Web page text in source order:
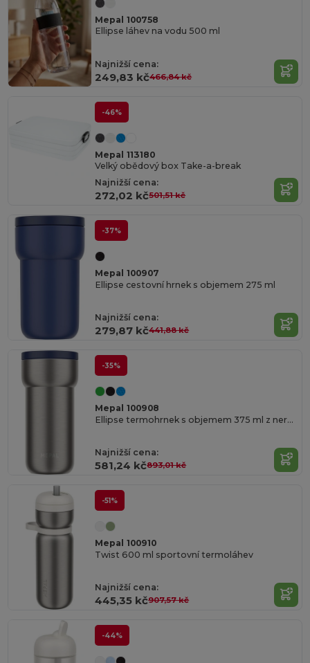
Mepal 100758
Ellipse láhev na vodu 500 ml
Najnižší cena:
249,83 kč466,84 kč
-46%
Mepal 113180
Velký obědový box Take-a-break
Najnižší cena:
272,02 kč501,51 kč
-37%
Mepal 100907
Ellipse cestovní hrnek s objemem 275 ml
Najnižší cena:
279,87 kč441,88 kč
-35%
Mepal 100908
Ellipse termohrnek s objemem 375 ml z nerezové oceli
Najnižší cena:
581,24 kč893,01 kč
-51%
Mepal 100910
Twist 600 ml sportovní termoláhev
Najnižší cena:
445,35 kč907,57 kč
-44%